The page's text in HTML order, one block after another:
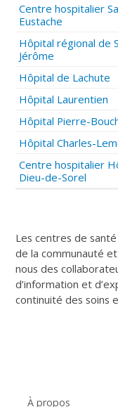
À propos
Centre hospitalier
Eustache
Hôpital régional de
Jérôme
Hôpital de Lachute
Hôpital Laurentien
Hôpital Pierre-
Hôpital Charles-
Centre hospitalier
Dieu-de-Sorel
Les centres de
de la communauté
nous des
d’information et
continuité des soins